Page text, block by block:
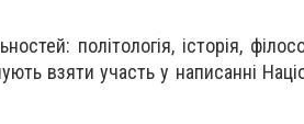
політологія, історія,
взяти участь у написанні